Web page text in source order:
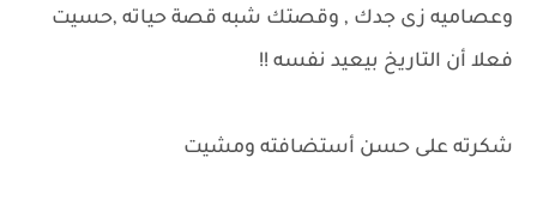
وعصاميه زى جدك , وقصتك شبه قصة حياته ,حسيت
فعلا أن التاريخ بيعيد نفسه !!
شكرته على حسن أستضافته ومشيت